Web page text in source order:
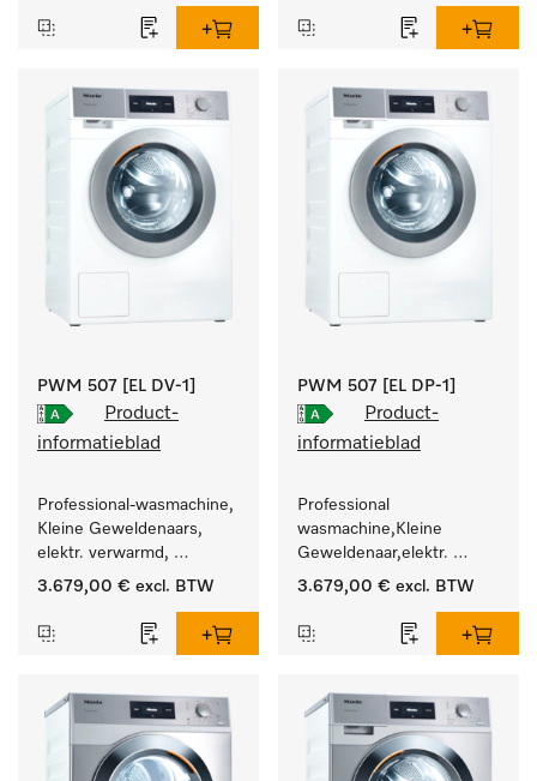
programma's.
Vermogen 7 kg  in 49 min
PWM 507 [EL DV-1]
Product-
informatieblad
Professional-wasmachine,
Kleine Geweldenaars,
elektr. verwarmd,
afvoerklep en
programma's.
Vermogen 7 kg  in 49 min
3.679,00 € excl. BTW
PWM 507 [EL DP-1]
Product-
informatieblad
Professional
wasmachine,Kleine
Geweldenaar,elektr.
verwarmd, met
doelgroepspecifieke
3.679,00 € excl. BTW